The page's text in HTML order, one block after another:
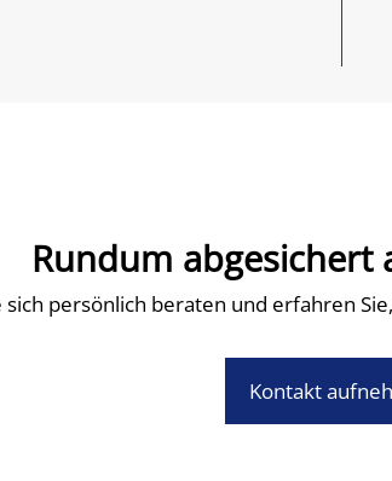
Rundum abgesichert
sich persönlich beraten und erfahren
Kontakt